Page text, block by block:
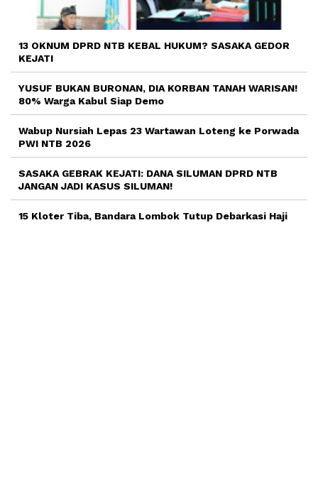
13 OKNUM DPRD NTB KEBAL HUKUM? SASAKA GEDOR
KEJATI
YUSUF BUKAN BURONAN, DIA KORBAN TANAH WARISAN!
80% Warga Kabul Siap Demo
Wabup Nursiah Lepas 23 Wartawan Loteng ke Porwada
PWI NTB 2026
SASAKA GEBRAK KEJATI: DANA SILUMAN DPRD NTB
JANGAN JADI KASUS SILUMAN!
15 Kloter Tiba, Bandara Lombok Tutup Debarkasi Haji